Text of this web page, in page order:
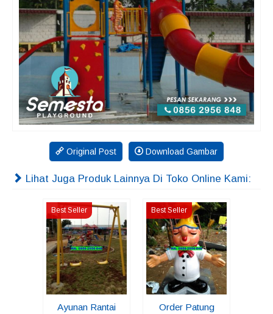
Original Post Download Gambar
Lihat Juga Produk Lainnya Di Toko Online Kami:
Best Seller
Ayunan Rantai
Best Seller
Order Patung